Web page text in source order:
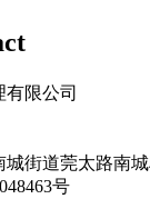
限公司
街道莞太路南
号